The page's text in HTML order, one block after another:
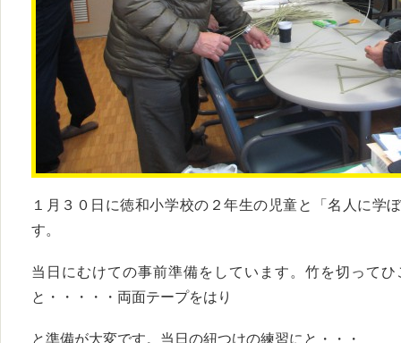
１月３０日に徳和小学校の２年生の児童と「名人に学
す。
当日にむけての事前準備をしています。竹を切って
と・・・・・両面テープをはり
と準備が大変です。当日の紐つけの練習にと・・・